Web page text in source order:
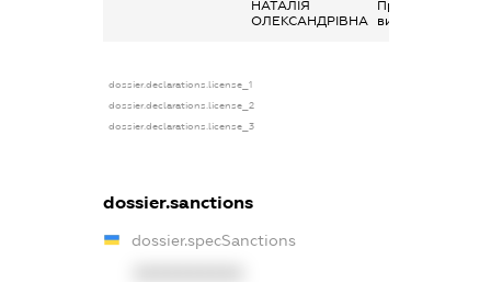
НАТАЛІЯ
ОЛЕКСАНДРІВНА
Профспілкові
виплати
dossier.declarations.license_1
dossier.declarations.license_2
dossier.declarations.license_3
dossier.sanctions
dossier.specSanctions